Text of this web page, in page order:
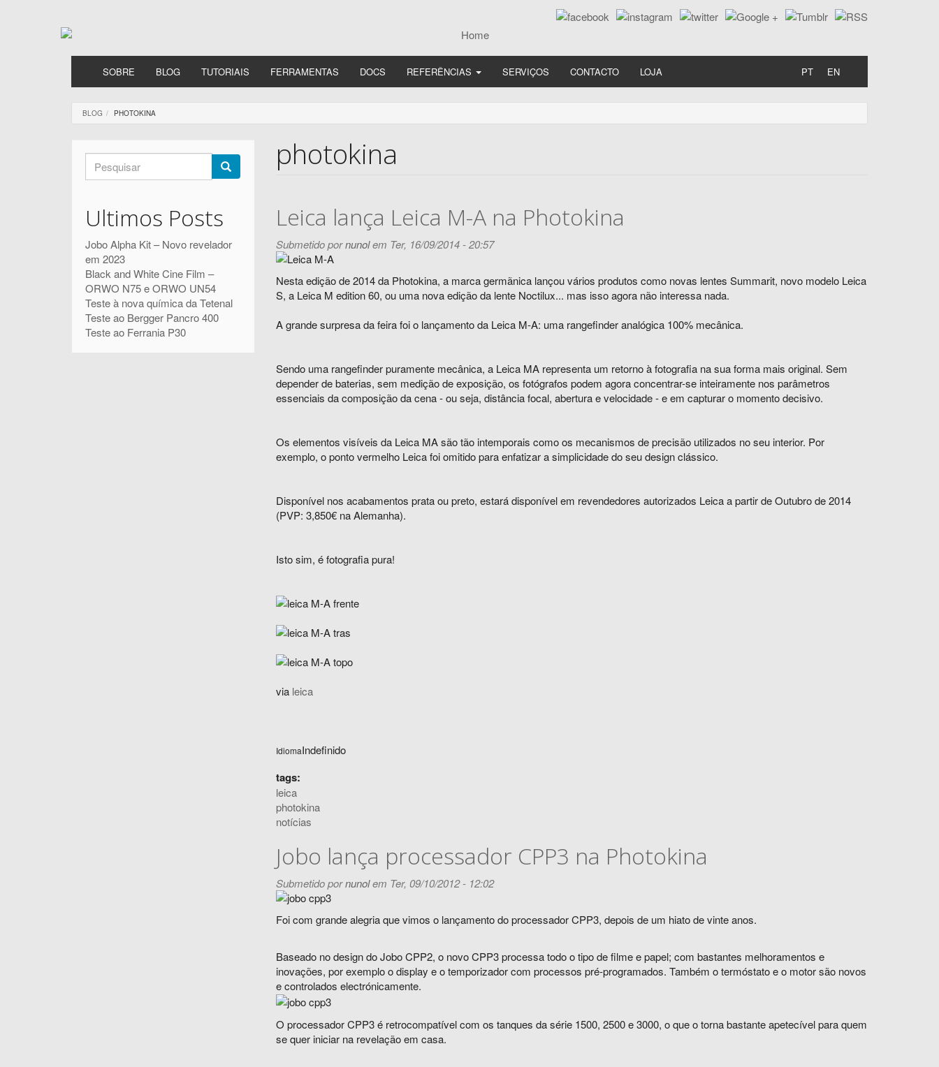
SOBRE BLOG TUTORIAIS FERRAMENTAS DOCS REFERÊNCIAS SERVIÇOS CONTACTO LOJA PT EN
BLOG PHOTOKINA
Formulário
de
pesquisa
Ultimos Posts
Jobo Alpha Kit – Novo revelador
em 2023
Black and White Cine Film –
ORWO N75 e ORWO UN54
Teste à nova química da Tetenal
Teste ao Bergger Pancro 400
Teste ao Ferrania P30
photokina
Leica lança Leica M-A na Photokina
Submetido pornunolem Ter, 16/09/2014 - 20:57
Nesta edição de 2014 da Photokina, a marca germãnica lançou vários produtos como novas lentes Summarit, novo modelo Leica
S, a Leica M edition 60, ou uma nova edição da lente Noctilux... mas isso agora não interessa nada.
A grande surpresa da feira foi o lançamento da Leica M-A: uma rangefinder analógica 100% mecânica.
Sendo uma rangefinder puramente mecânica, a Leica MA representa um retorno à fotografia na sua forma mais original. Sem
depender de baterias, sem medição de exposição, os fotógrafos podem agora concentrar-se inteiramente nos parâmetros
essenciais da composição da cena - ou seja, distância focal, abertura e velocidade - e em capturar o momento decisivo.
Os elementos visíveis da Leica MA são tão intemporais como os mecanismos de precisão utilizados no seu interior. Por
exemplo, o ponto vermelho Leica foi omitido para enfatizar a simplicidade do seu design clássico.
Disponível nos acabamentos prata ou preto, estará disponível em revendedores autorizados Leica a partir de Outubro de 2014
(PVP: 3,850€ na Alemanha).
Isto sim, é fotografia pura!
via leica
IdiomaIndefinido
tags:
leica
photokina
notícias
Jobo lança processador CPP3 na Photokina
Submetido pornunolem Ter, 09/10/2012 - 12:02
Foi com grande alegria que vimos o lançamento do processador CPP3, depois de um hiato de vinte anos.
Baseado no design do Jobo CPP2, o novo CPP3 processa todo o tipo de filme e papel; com bastantes melhoramentos e
inovações, por exemplo o display e o temporizador com processos pré-programados. Também o termóstato e o motor são novos
e controlados electrónicamente.
O processador CPP3 é retrocompatível com os tanques da série 1500, 2500 e 3000, o que o torna bastante apetecível para quem
se quer iniciar na revelação em casa.